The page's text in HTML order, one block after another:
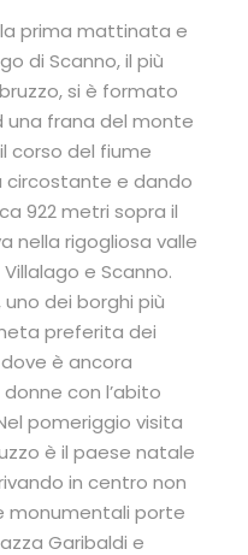
prima mattinata e
di Scanno, il più
si è formato
frana del monte
corso del fiume
circostante e dando
922 metri sopra il
nella rigogliosa valle
e Scanno.
dei borghi più
preferita dei
è ancora
con l’abito
pomeriggio visita
è il paese natale
in centro non
monumentali porte
Garibaldi e